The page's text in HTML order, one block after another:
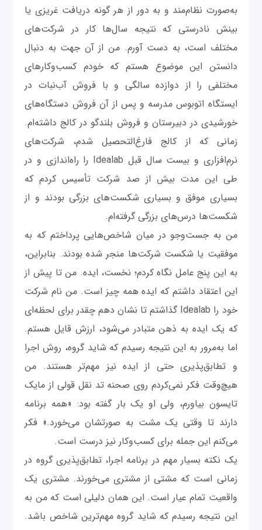
به‌صورت نظام‌مند و به ‌دور از هر گونه دریافت غریزی یا
بینش نادرستی که نتیجه سال‌ها کار در شرکت‌های
مختلف است، به ‌دست آورم. من از آن‌ جهت به دنبال
دانستن این موضوع هستم که خودم کسب‌وکارهای
مختلفی را از دوازده سالگی و با فروش آب‌نبات در
ایستگاه اتوبوس مدرسه و پس از آن فروش دستگاه‌های
خورشیدی در دبیرستان و فروش بلندگو در کالج داشته‌ام.
زمانی که از کالج فارغ‌التحصیل شدم، شرکت‌های
نرم‌افزاری و بیست سال قبل Idealab را راه‌اندازی و در
طی این مدت بیش از صد شرکت تأسیس کردم که
بسیاری موفق و بسیاری شکست‌های بزرگی بودند و از
شکست‌ها درس‌های بزرگی گرفته‌ام.
من به جست‌وجو در میان شاخص‌هایی پرداختم که به
موفقیت یا شکست شرکت‌ها منجر شده بودند. بنابراین،
به این پنج عامل نگاه کردم؛ نخست، ایده. من تا پیش از
این اعتقاد داشتم که ایده همه چیز است. من نام شرکت
خود را Idealab گذاشتم تا نشان دهم چقدر برای لحظه‌ای
که یک ایده به ‌ذهن متبادر می‌شود، ارزش قایل هستم.
اما به‌مرور به این نتیجه رسیدم که شاید گروه، روش اجرا
و تطابق‌پذیری حتی از ایده نیز مهم‌تر هستند. من
هیچ‌وقت فکر نمی‌کردم روی صحنه تد نقل قولی از مایک
تایسون بیاورم، ولی او یک ‌بار گفته بود: «همه برنامه
دارند تا وقتی یک مشت به صورتشان می‌خورد.» فکر
می‌کنم این جمله برای کسب‌وکار نیز درست است.
یک نکته بسیار مهم در برنامه اجرا، تطابق‌پذیری گروه در
زمانی است که مشتی از مشتری می‌خورند. مشتری یک
واقعیت تمام‌ عیار است. این همان دلیلی است که من به
این نتیجه رسیدم که شاید گروه مهم‌ترین شاخص باشد.